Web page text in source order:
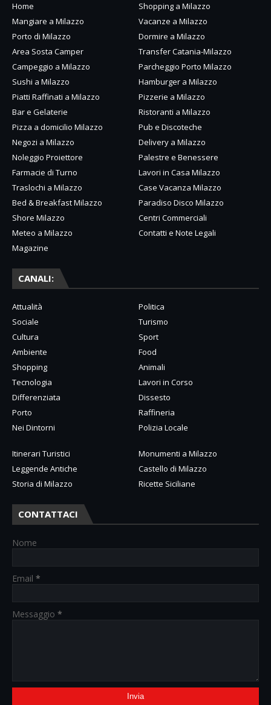
Home
Shopping a Milazzo
Mangiare a Milazzo
Vacanze a Milazzo
Porto di Milazzo
Dormire a Milazzo
Area Sosta Camper
Transfer Catania-Milazzo
Campeggio a Milazzo
Parcheggio Porto Milazzo
Sushi a Milazzo
Hamburger a Milazzo
Piatti Raffinati a Milazzo
Pizzerie a Milazzo
Bar e Gelaterie
Ristoranti a Milazzo
Pizza a domicilio Milazzo
Pub e Discoteche
Negozi a Milazzo
Delivery a Milazzo
Noleggio Proiettore
Palestre e Benessere
Farmacie di Turno
Lavori in Casa Milazzo
Traslochi a Milazzo
Case Vacanza Milazzo
Bed & Breakfast Milazzo
Paradiso Disco Milazzo
Shore Milazzo
Centri Commerciali
Meteo a Milazzo
Contatti e Note Legali
Magazine
CANALI:
Attualità
Politica
Sociale
Turismo
Cultura
Sport
Ambiente
Food
Shopping
Animali
Tecnologia
Lavori in Corso
Differenziata
Dissesto
Porto
Raffineria
Nei Dintorni
Polizia Locale
Itinerari Turistici
Monumenti a Milazzo
Leggende Antiche
Castello di Milazzo
Storia di Milazzo
Ricette Siciliane
CONTATTACI
Nome
Email *
Messaggio *